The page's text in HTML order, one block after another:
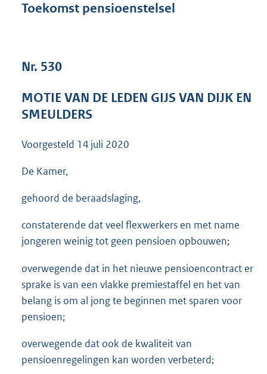
s
e
Toekomst pensioenstelsel
Nr. 530
MOTIE VAN DE LEDEN GIJS VAN DIJK EN
SMEULDERS
Voorgesteld 14 juli 2020
De Kamer,
gehoord de beraadslaging,
constaterende dat veel flexwerkers en met name
jongeren weinig tot geen pensioen opbouwen;
overwegende dat in het nieuwe pensioencontract er
sprake is van een vlakke premiestaffel en het van
belang is om al jong te beginnen met sparen voor
pensioen;
overwegende dat ook de kwaliteit van
pensioenregelingen kan worden verbeterd;